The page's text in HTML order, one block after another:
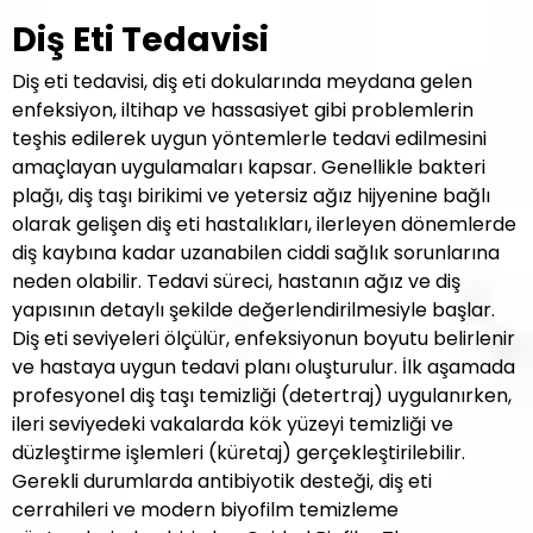
Diş Eti Tedavisi
Diş eti tedavisi, diş eti dokularında meydana gelen
enfeksiyon, iltihap ve hassasiyet gibi problemlerin
teşhis edilerek uygun yöntemlerle tedavi edilmesini
amaçlayan uygulamaları kapsar. Genellikle bakteri
plağı, diş taşı birikimi ve yetersiz ağız hijyenine bağlı
olarak gelişen diş eti hastalıkları, ilerleyen dönemlerde
diş kaybına kadar uzanabilen ciddi sağlık sorunlarına
neden olabilir. Tedavi süreci, hastanın ağız ve diş
yapısının detaylı şekilde değerlendirilmesiyle başlar.
Diş eti seviyeleri ölçülür, enfeksiyonun boyutu belirlenir
ve hastaya uygun tedavi planı oluşturulur. İlk aşamada
profesyonel diş taşı temizliği (detertraj) uygulanırken,
ileri seviyedeki vakalarda kök yüzeyi temizliği ve
düzleştirme işlemleri (küretaj) gerçekleştirilebilir.
Gerekli durumlarda antibiyotik desteği, diş eti
cerrahileri ve modern biyofilm temizleme